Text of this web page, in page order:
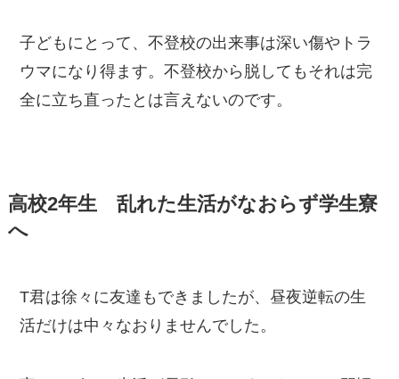
子どもにとって、不登校の出来事は深い傷やトラ
ウマになり得ます。不登校から脱してもそれは完
全に立ち直ったとは言えないのです。
高校2年生 乱れた生活がなおらず学生寮
へ
T君は徐々に友達もできましたが、昼夜逆転の生
活だけは中々なおりませんでした。